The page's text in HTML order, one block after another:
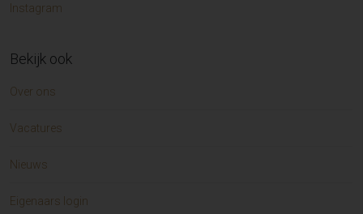
Instagram
Bekijk ook
Over ons
Vacatures
Nieuws
Eigenaars login